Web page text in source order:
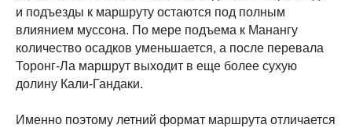
и подъезды к маршруту остаются под полным
влиянием муссона. По мере подъема к Манангу
количество осадков уменьшается, а после перевала
Торонг-Ла маршрут выходит в еще более сухую
долину Кали-Гандаки.
Именно поэтому летний формат маршрута отличается